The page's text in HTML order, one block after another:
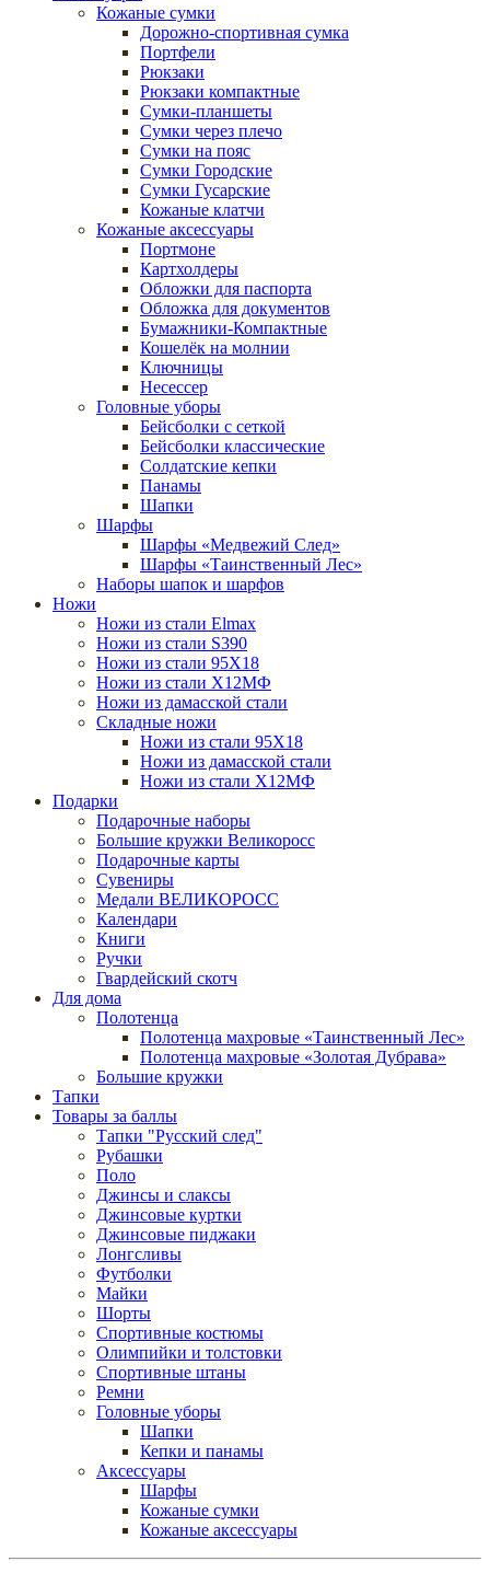
Кожаные сумки
Дорожно-спортивная сумка
Портфели
Рюкзаки
Рюкзаки компактные
Сумки-планшеты
Сумки через плечо
Сумки на пояс
Сумки Городские
Сумки Гусарские
Кожаные клатчи
Кожаные аксессуары
Портмоне
Картхолдеры
Обложки для паспорта
Обложка для документов
Бумажники-Компактные
Кошелёк на молнии
Ключницы
Несессер
Головные уборы
Бейсболки с сеткой
Бейсболки классические
Солдатские кепки
Панамы
Шапки
Шарфы
Шарфы «Медвежий След»
Шарфы «Таинственный Лес»
Наборы шапок и шарфов
Ножи
Ножи из стали Elmax
Ножи из стали S390
Ножи из стали 95X18
Ножи из стали Х12МФ
Ножи из дамасской стали
Складные ножи
Ножи из стали 95X18
Ножи из дамасской стали
Ножи из стали Х12МФ
Подарки
Подарочные наборы
Большие кружки Великоросс
Подарочные карты
Сувениры
Медали ВЕЛИКОРОСС
Календари
Книги
Ручки
Гвардейский скотч
Для дома
Полотенца
Полотенца махровые «Таинственный Лес»
Полотенца махровые «Золотая Дубрава»
Большие кружки
Тапки
Товары за баллы
Тапки "Русский след"
Рубашки
Поло
Джинсы и слаксы
Джинсовые куртки
Джинсовые пиджаки
Лонгсливы
Футболки
Майки
Шорты
Спортивные костюмы
Олимпийки и толстовки
Спортивные штаны
Ремни
Головные уборы
Шапки
Кепки и панамы
Аксессуары
Шарфы
Кожаные сумки
Кожаные аксессуары